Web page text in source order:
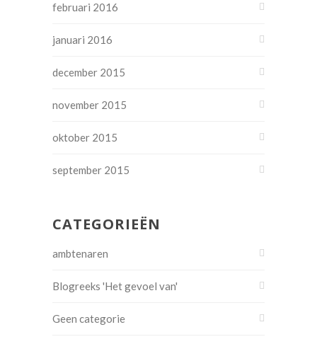
februari 2016
januari 2016
december 2015
november 2015
oktober 2015
september 2015
CATEGORIEËN
ambtenaren
Blogreeks 'Het gevoel van'
Geen categorie